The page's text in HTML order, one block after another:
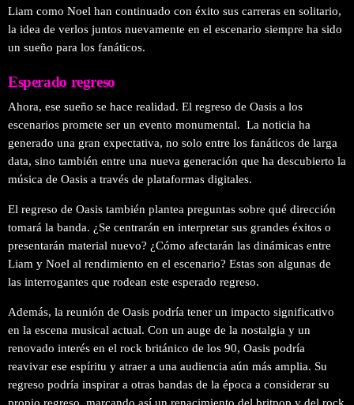
Liam como Noel han continuado con éxito sus carreras en solitario,
la idea de verlos juntos nuevamente en el escenario siempre ha sido
un sueño para los fanáticos.
Esperado regreso
Ahora, ese sueño se hace realidad. El regreso de Oasis a los
escenarios promete ser un evento monumental. La noticia ha
generado una gran expectativa, no solo entre los fanáticos de larga
data, sino también entre una nueva generación que ha descubierto la
música de Oasis a través de plataformas digitales.
El regreso de Oasis también plantea preguntas sobre qué dirección
tomará la banda. ¿Se centrarán en interpretar sus grandes éxitos o
presentarán material nuevo? ¿Cómo afectarán las dinámicas entre
Liam y Noel al rendimiento en el escenario? Estas son algunas de
las interrogantes que rodean este esperado regreso.
Además, la reunión de Oasis podría tener un impacto significativo
en la escena musical actual. Con un auge de la nostalgia y un
renovado interés en el rock británico de los 90, Oasis podría
reavivar ese espíritu y atraer a una audiencia aún más amplia. Su
regreso podría inspirar a otras bandas de la época a considerar su